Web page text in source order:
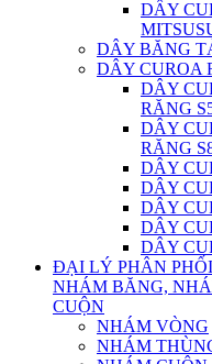
DÂY
DÂY BĂNG
DÂY CUROA
DÂY
RĂNG
DÂY
RĂNG
DÂY
DÂY
DÂY
DÂY
DÂY
ĐẠI LÝ PHÂN
NHÁM BĂNG,
CUỘN
NHÁM VÒNG
NHÁM